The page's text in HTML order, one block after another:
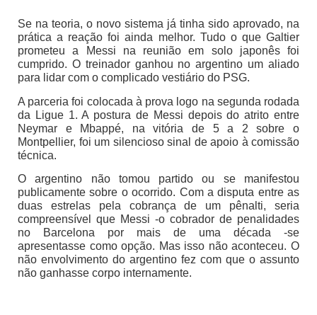
Se na teoria, o novo sistema já tinha sido aprovado, na
prática a reação foi ainda melhor. Tudo o que Galtier
prometeu a Messi na reunião em solo japonês foi
cumprido. O treinador ganhou no argentino um aliado
para lidar com o complicado vestiário do PSG.
A parceria foi colocada à prova logo na segunda rodada
da Ligue 1. A postura de Messi depois do atrito entre
Neymar e Mbappé, na vitória de 5 a 2 sobre o
Montpellier, foi um silencioso sinal de apoio à comissão
técnica.
O argentino não tomou partido ou se manifestou
publicamente sobre o ocorrido. Com a disputa entre as
duas estrelas pela cobrança de um pênalti, seria
compreensível que Messi -o cobrador de penalidades
no Barcelona por mais de uma década -se
apresentasse como opção. Mas isso não aconteceu. O
não envolvimento do argentino fez com que o assunto
não ganhasse corpo internamente.